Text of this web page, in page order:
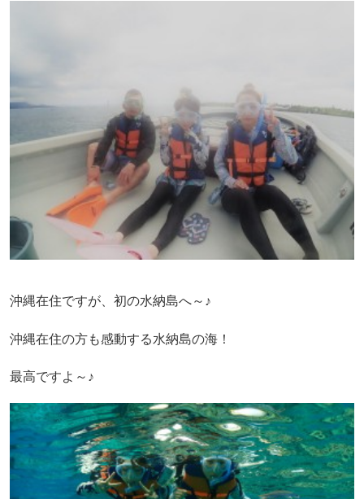
沖縄在住ですが、初の水納島へ～♪
沖縄在住の方も感動する水納島の海！
最高ですよ～♪